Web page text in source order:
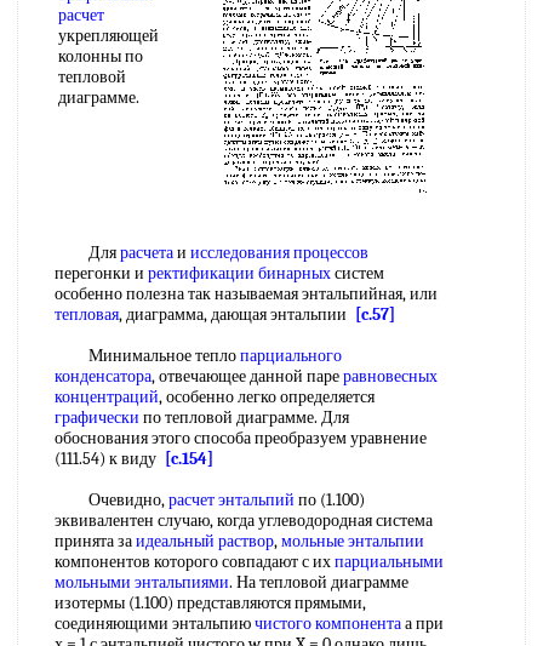
расчет
укрепляющей
колонны по
тепловой
диаграмме.
Длярасчетаи исследования процессов
перегонки и ректификации бинарныхсистем
особенно полезна так называемая энтальпийная, или
тепловая, диаграмма, дающая энтальпии
[c.57]
Минимальное теплопарциального
конденсатора, отвечающее данной пареравновесных
концентраций, особенно легко определяется
графически по тепловой диаграмме. Для
обоснования этого способа преобразуем уравнение
(111.54) к виду [c.154]
Очевидно,расчет энтальпий по (1.100)
эквивалентен случаю, когда углеводородная система
принята заидеальный раствор,мольные энтальпии
компонентов которого совпадают с ихпарциальными
мольными энтальпиями. На тепловой диаграмме
изотермы (1.100) представляются прямыми,
соединяющими энтальпиючистого компонентаа при